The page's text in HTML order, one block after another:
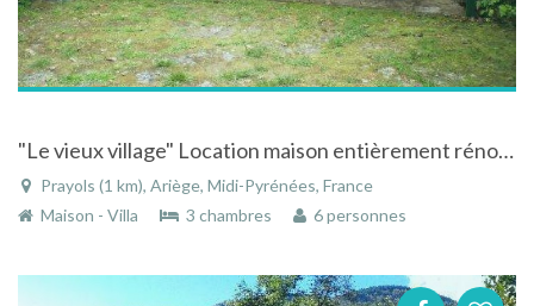
"Le vieux village" Location maison entièrement rénové dans le vieux village de Prayols
Prayols (1 km), Ariège, Midi-Pyrénées, France
Maison - Villa
3 chambres 6 personnes